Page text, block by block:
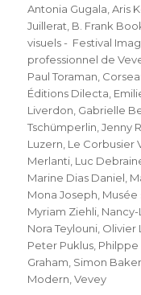
Antonia Gugala,Aris
Juillerat, B. Frank
visuels - Festival
professionnel de
Paul Toraman,
Éditions Dilecta,
Liverdon, Gabrielle
Tschümperlin,Jenny
Luzern, Le Corbusier
Merlanti, Luc
Marine Dias Daniel,
Mona Joseph, Musée
Myriam Ziehli, Nancy-
Nora Teylouni, Olivier
Peter Puklus, Philppe
Graham, Simon Baker
Modern,Vevey